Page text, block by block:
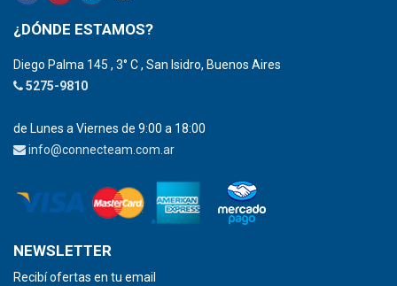
¿DÓNDE ESTAMOS?
Diego Palma 145 , 3° C , San Isidro, Buenos Aires
5275-9810
de Lunes a Viernes de 9:00 a 18:00
info@connecteam.com.ar
NEWSLETTER
Recibí ofertas en tu email